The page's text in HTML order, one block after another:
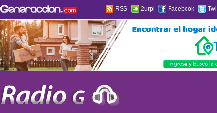
RSS 2urpi Facebook